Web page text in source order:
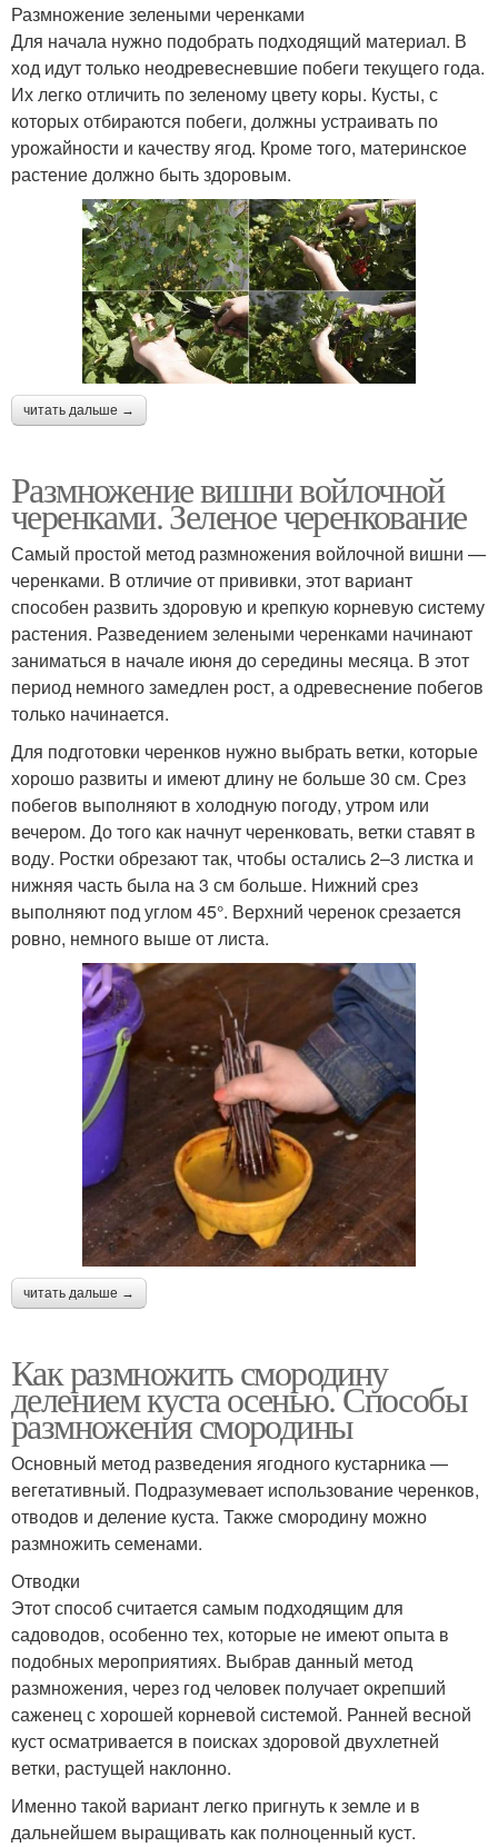
Размножение зелеными черенками
Для начала нужно подобрать подходящий материал. В
ход идут только неодревесневшие побеги текущего года.
Их легко отличить по зеленому цвету коры. Кусты, с
которых отбираются побеги, должны устраивать по
урожайности и качеству ягод. Кроме того, материнское
растение должно быть здоровым.
читать дальше →
Размножение вишни войлочной
черенками. Зеленое черенкование
Самый простой метод размножения войлочной вишни —
черенками. В отличие от прививки, этот вариант
способен развить здоровую и крепкую корневую систему
растения. Разведением зелеными черенками начинают
заниматься в начале июня до середины месяца. В этот
период немного замедлен рост, а одревеснение побегов
только начинается.
Для подготовки черенков нужно выбрать ветки, которые
хорошо развиты и имеют длину не больше 30 см. Срез
побегов выполняют в холодную погоду, утром или
вечером. До того как начнут черенковать, ветки ставят в
воду. Ростки обрезают так, чтобы остались 2–3 листка и
нижняя часть была на 3 см больше. Нижний срез
выполняют под углом 45°. Верхний черенок срезается
ровно, немного выше от листа.
читать дальше →
Как размножить смородину
делением куста осенью. Способы
размножения смородины
Основный метод разведения ягодного кустарника —
вегетативный. Подразумевает использование черенков,
отводов и деление куста. Также смородину можно
размножить семенами.
Отводки
Этот способ считается самым подходящим для
садоводов, особенно тех, которые не имеют опыта в
подобных мероприятиях. Выбрав данный метод
размножения, через год человек получает окрепший
саженец с хорошей корневой системой. Ранней весной
куст осматривается в поисках здоровой двухлетней
ветки, растущей наклонно.
Именно такой вариант легко пригнуть к земле и в
дальнейшем выращивать как полноценный куст.